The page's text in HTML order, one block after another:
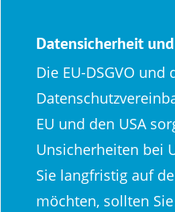
Datensicherheit
Die EU-DSGVO
EU und den USA
Unsicherheiten bei
Sie langfristig auf
möchten, sollten